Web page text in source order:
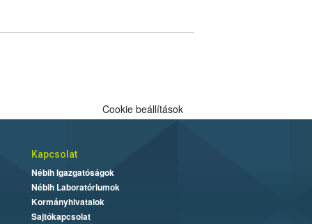
Cookie beállítások
Kapcsolat
Nébih Igazgatóságok
Nébih Laboratóriumok
Kormányhivatalok
Sajtókapcsolat